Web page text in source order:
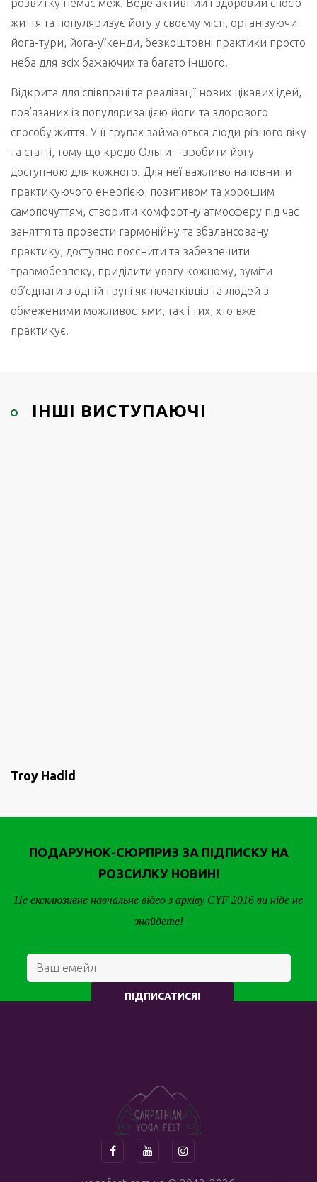
розвитку немає меж. Веде активний і здоровий спосіб
життя та популяризує йогу у своєму місті, організуючи
йога-тури, йога-уїкенди, безкоштовні практики просто
неба для всіх бажаючих та багато іншого.
Відкрита для співпраці та реалізації нових цікавих ідей,
пов’язаних із популяризацією йоги та здорового
способу життя. У її групах займаються люди різного віку
та статті, тому що кредо Ольги – зробити йогу
доступною для кожного. Для неї важливо наповнити
практикуючого енергією, позитивом та хорошим
самопочуттям, створити комфортну атмосферу під час
заняття та провести гармонійну та збалансовану
практику, доступно пояснити та забезпечити
травмобезпеку, приділити увагу кожному, зуміти
об’єднати в одній групі як початківців та людей з
обмеженими можливостями, так і тих, хто вже
практикує.
ІНШІ ВИСТУПАЮЧІ
Troy Hadid
ПОДАРУНОК-СЮРПРИЗ ЗА ПІДПИСКУ НА
РОЗСИЛКУ НОВИН!
Це ексклюзивне навчальне відео з архіву CYF 2016 ви ніде не
знайдете!
ПІДПИСАТИСЯ!